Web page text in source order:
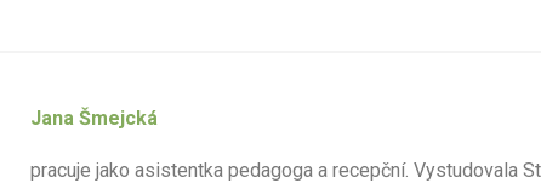
Jana Šmejcká
pracuje jako asistentka pedagoga a recepční. Vystudovala